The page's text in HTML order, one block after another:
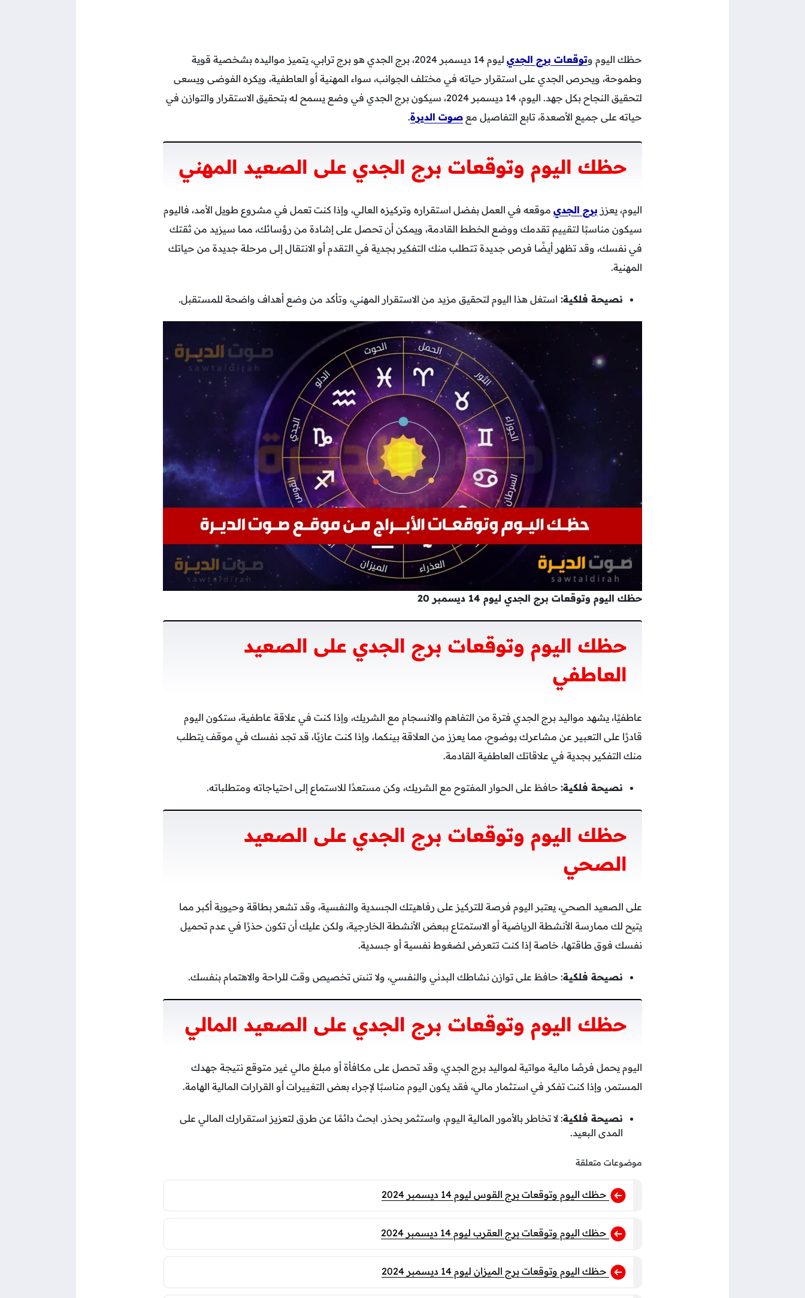
حظك اليوم وتوقعات برج الجدي
ليوم 14 ديسمبر 2024، برج الجدي هو برج ترابي، يتميز مواليده بشخصية قوية
وطموحة، ويحرص الجدي على استقرار حياته في مختلف الجوانب، سواء المهنية أو العاطفية، ويكره الفوضى ويسعى
لتحقيق النجاح بكل جهد. اليوم، 14 ديسمبر 2024، سيكون برج الجدي في وضع يسمح له بتحقيق الاستقرار والتوازن في
حياته على جميع الأصعدة، تابع التفاصيل مع صوت الديرة.
حظك اليوم وتوقعات برج الجدي على الصعيد المهني
اليوم، يعزز برج الجدي موقعه في العمل بفضل استقراره وتركيزه العالي، وإذا كنت تعمل في مشروع طويل الأمد، فاليوم
سيكون مناسبًا لتقييم تقدمك ووضع الخطط القادمة، ويمكن أن تحصل على إشادة من رؤسائك، مما سيزيد من ثقتك
في نفسك، وقد تظهر أيضًا فرص جديدة تتطلب منك التفكير بجدية في التقدم أو الانتقال إلى مرحلة جديدة من حياتك
المهنية.
نصيحة فلكية: استغل هذا اليوم لتحقيق مزيد من الاستقرار المهني، وتأكد من وضع أهداف واضحة للمستقبل.
حظك اليوم وتوقعات برج الجدي ليوم 14 ديسمبر 20
حظك اليوم وتوقعات برج الجدي على الصعيد
العاطفي
عاطفيًا، يشهد مواليد برج الجدي فترة من التفاهم والانسجام مع الشريك، وإذا كنت في علاقة عاطفية، ستكون اليوم
قادرًا على التعبير عن مشاعرك بوضوح، مما يعزز من العلاقة بينكما، وإذا كنت عازبًا، قد تجد نفسك في موقف يتطلب
منك التفكير بجدية في علاقاتك العاطفية القادمة.
نصيحة فلكية: حافظ على الحوار المفتوح مع الشريك، وكن مستعدًا للاستماع إلى احتياجاته ومتطلباته.
حظك اليوم وتوقعات برج الجدي على الصعيد
الصحي
على الصعيد الصحي، يعتبر اليوم فرصة للتركيز على رفاهيتك الجسدية والنفسية، وقد تشعر بطاقة وحيوية أكبر مما
يتيح لك ممارسة الأنشطة الرياضية أو الاستمتاع ببعض الأنشطة الخارجية، ولكن عليك أن تكون حذرًا في عدم تحميل
نفسك فوق طاقتها، خاصة إذا كنت تتعرض لضغوط نفسية أو جسدية.
نصيحة فلكية: حافظ على توازن نشاطك البدني والنفسي، ولا تنسَ تخصيص وقت للراحة والاهتمام بنفسك.
حظك اليوم وتوقعات برج الجدي على الصعيد المالي
اليوم يحمل فرصًا مالية مواتية لمواليد برج الجدي، وقد تحصل على مكافأة أو مبلغ مالي غير متوقع نتيجة جهدك
المستمر، وإذا كنت تفكر في استثمار مالي، فقد يكون اليوم مناسبًا لإجراء بعض التغييرات أو القرارات المالية الهامة.
نصيحة فلكية: لا تخاطر بالأمور المالية اليوم، واستثمر بحذر. ابحث دائمًا عن طرق لتعزيز استقرارك المالي على
المدى البعيد.
موضوعات متعلقة
حظك اليوم وتوقعات برج القوس ليوم 14 ديسمبر 2024
حظك اليوم وتوقعات برج العقرب ليوم 14 ديسمبر 2024
حظك اليوم وتوقعات برج الميزان ليوم 14 ديسمبر 2024